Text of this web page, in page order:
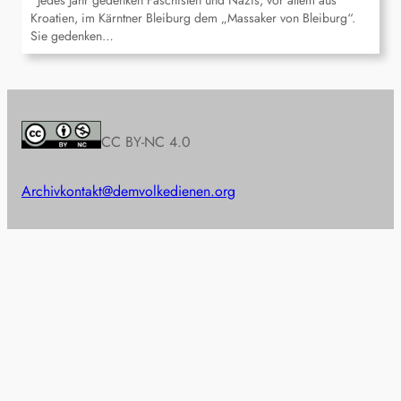
Kroatien, im Kärntner Bleiburg dem „Massaker von Bleiburg“.
Sie gedenken…
CC BY-NC 4.0
Archivkontakt@demvolkedienen.org